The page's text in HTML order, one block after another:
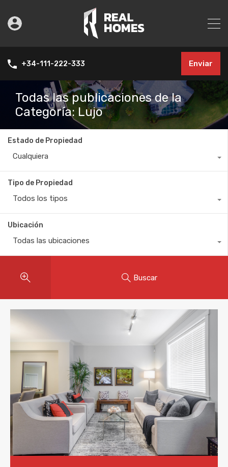
+34-111-222-333 Enviar
Todas las publicaciones de la
Categoría: Lujo
Estado de Propiedad
Cualquiera
Tipo de Propiedad
Todos los tipos
Ubicación
Todas las ubicaciones
Buscar